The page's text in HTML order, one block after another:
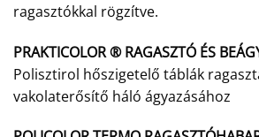
ragasztókkal rögzítve.
PRAKTICOLOR ® RAGASZTÓ ÉS
Polisztirol hőszigetelő táblák
vakolaterősítő háló ágyazásához